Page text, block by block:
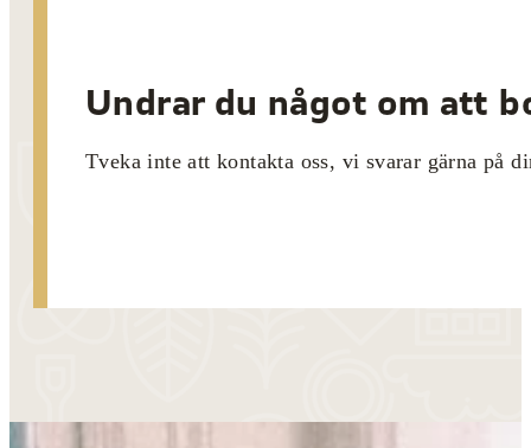
Undrar du något om att
Tveka inte att kontakta oss, vi svarar gärna på